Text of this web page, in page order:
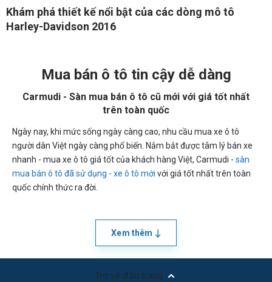
Khám phá thiết kế nổi bật của các dòng mô tô
Harley-Davidson 2016
Mua bán ô tô tin cậy dễ dàng
Carmudi - Sàn mua bán ô tô cũ mới với giá tốt nhất
trên toàn quốc
Ngày nay, khi mức sống ngày càng cao, nhu cầu mua xe ô tô
người dân Việt ngày càng phổ biến. Nắm bắt được tâm lý bán xe
nhanh - mua xe ô tô giá tốt của khách hàng Việt, Carmudi - sàn
mua bán ô tô đã sử dụng - xe ô tô mới với giá tốt nhất trên toàn
quốc chính thức ra đời.
Xem thêm
Trở về đầu trang